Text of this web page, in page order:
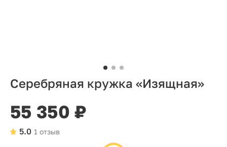
Серебряная кружка «Изящная»
55 350 ₽
1 отзыв
5.0